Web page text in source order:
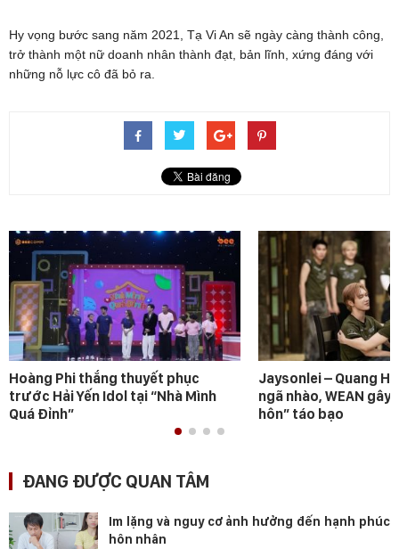
Hy vọng bước sang năm 2021, Tạ Vi An sẽ ngày càng thành công,
trở thành một nữ doanh nhân thành đạt, bản lĩnh, xứng đáng với
những nỗ lực cô đã bỏ ra.
Hoàng Phi thắng thuyết phục
trước Hải Yến Idol tại “Nhà Mình
Quá Đỉnh”
Jaysonlei – Quang
ngã nhào, WEAN gây
hôn” táo bạo
ĐANG ĐƯỢC QUAN TÂM
Im lặng và nguy cơ ảnh hưởng đến hạnh phúc
hôn nhân